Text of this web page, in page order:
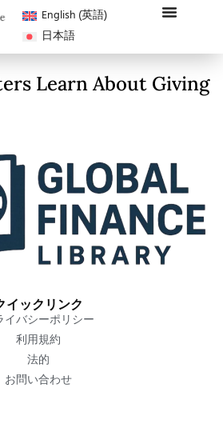
English (英語)
日本語
Learn About Giving
イックリンク
イバシーポリシー
利用規約
法的
お問い合わせ